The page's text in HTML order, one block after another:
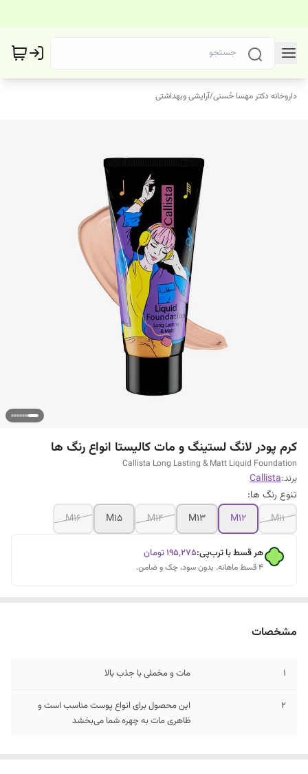
داروخانه دکتر مهسا حُسنی/آرایشی وبهداشتی
کرم پودر لانگ لستینگ و مات کالیستا انواع رنگ ها
Callista Long Lasting & Matt Liquid Foundation
برند:Callista
تنوع رنگ ها:
M11
M12
M13
M14
M15
M16
هر قسط با ترب‌پی:۱۹۵٬۲۷۵تومان
۴ قسط ماهانه. بدون سود، چک و ضامن.
مشخصات
1 مات و مخملی با جذب بالا
2
این محصول برای انواع پوست مناسب است و
ظاهری مات به چهره شما می‌بخشد